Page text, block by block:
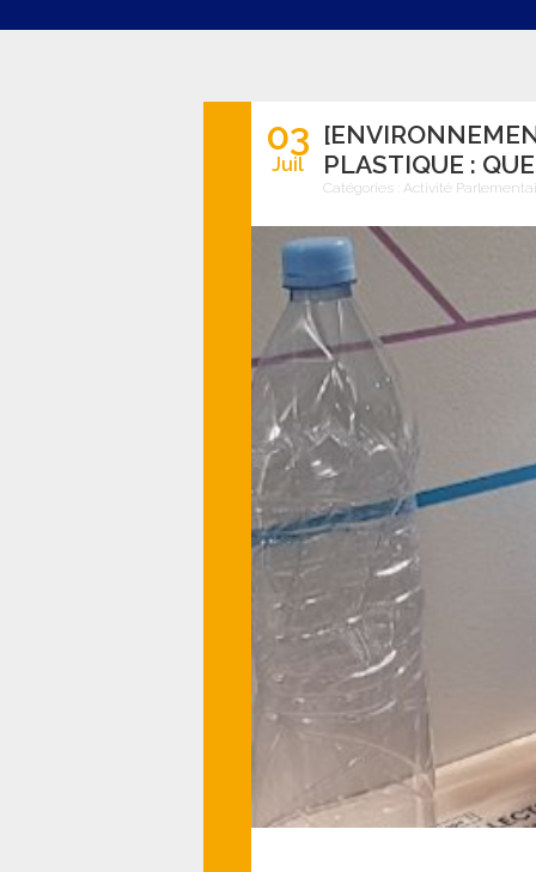
03
Juil
PLASTIQUE :
Catégories : Activité